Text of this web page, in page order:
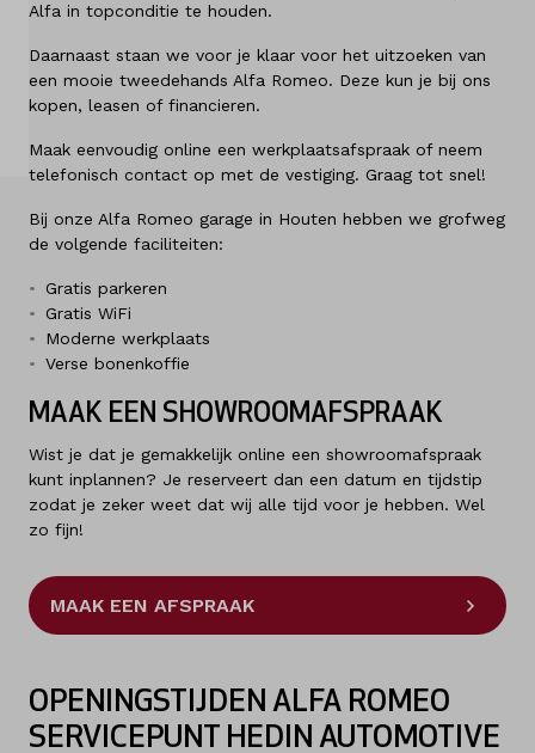
Over ons
Kennis & advies
Nederland
Taal
Alfa in topconditie te houden.
Daarnaast staan we voor je klaar voor het uitzoeken van
een mooie tweedehands Alfa Romeo. Deze kun je bij ons
kopen, leasen of financieren.
Maak eenvoudig online een werkplaatsafspraak of neem
telefonisch contact op met de vestiging. Graag tot snel!
Bij onze Alfa Romeo garage in Houten hebben we grofweg
de volgende faciliteiten:
Gratis parkeren
Gratis WiFi
Moderne werkplaats
Verse bonenkoffie
MAAK EEN SHOWROOMAFSPRAAK
Wist je dat je gemakkelijk online een showroomafspraak
kunt inplannen? Je reserveert dan een datum en tijdstip
zodat je zeker weet dat wij alle tijd voor je hebben. Wel
zo fijn!
MAAK EEN AFSPRAAK
OPENINGSTIJDEN ALFA ROMEO
SERVICEPUNT HEDIN AUTOMOTIVE